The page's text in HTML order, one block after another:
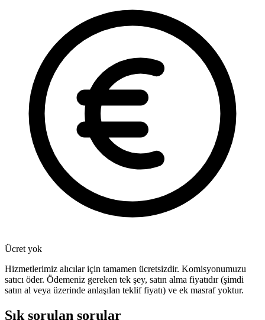
Ücret yok
Hizmetlerimiz alıcılar için tamamen ücretsizdir. Komisyonumuzu
satıcı öder. Ödemeniz gereken tek şey, satın alma fiyatıdır (şimdi
satın al veya üzerinde anlaşılan teklif fiyatı) ve ek masraf yoktur.
Sık sorulan sorular